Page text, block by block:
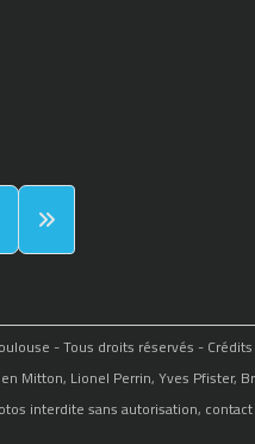
- Tous droits réservés -
Mitton, Lionel Perrin, Yves Pfister,
interdite sans autorisation, contact